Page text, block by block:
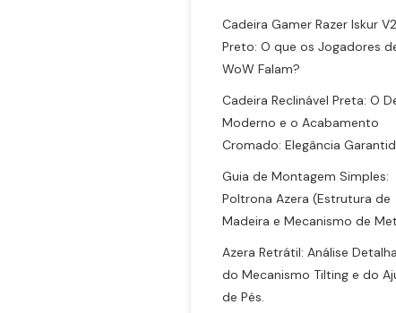
Cadeira Gamer Razer Iskur
Preto: O que os Jogadores
WoW Falam?
Cadeira Reclinável Preta: O
Moderno e o Acabamento
Cromado: Elegância
Guia de Montagem Simples:
Poltrona Azera (Estrutura de
Madeira e Mecanismo de
Azera Retrátil: Análise
do Mecanismo Tilting e do
de Pés.